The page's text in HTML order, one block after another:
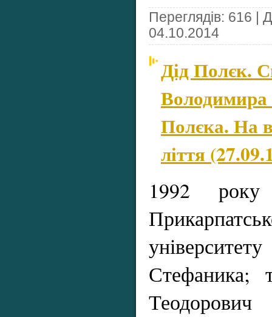
Переглядів: 616 |
04.10.2014
Дід Полєк.
Володимира
Полєка. На
ліття
1992
Стефаника;